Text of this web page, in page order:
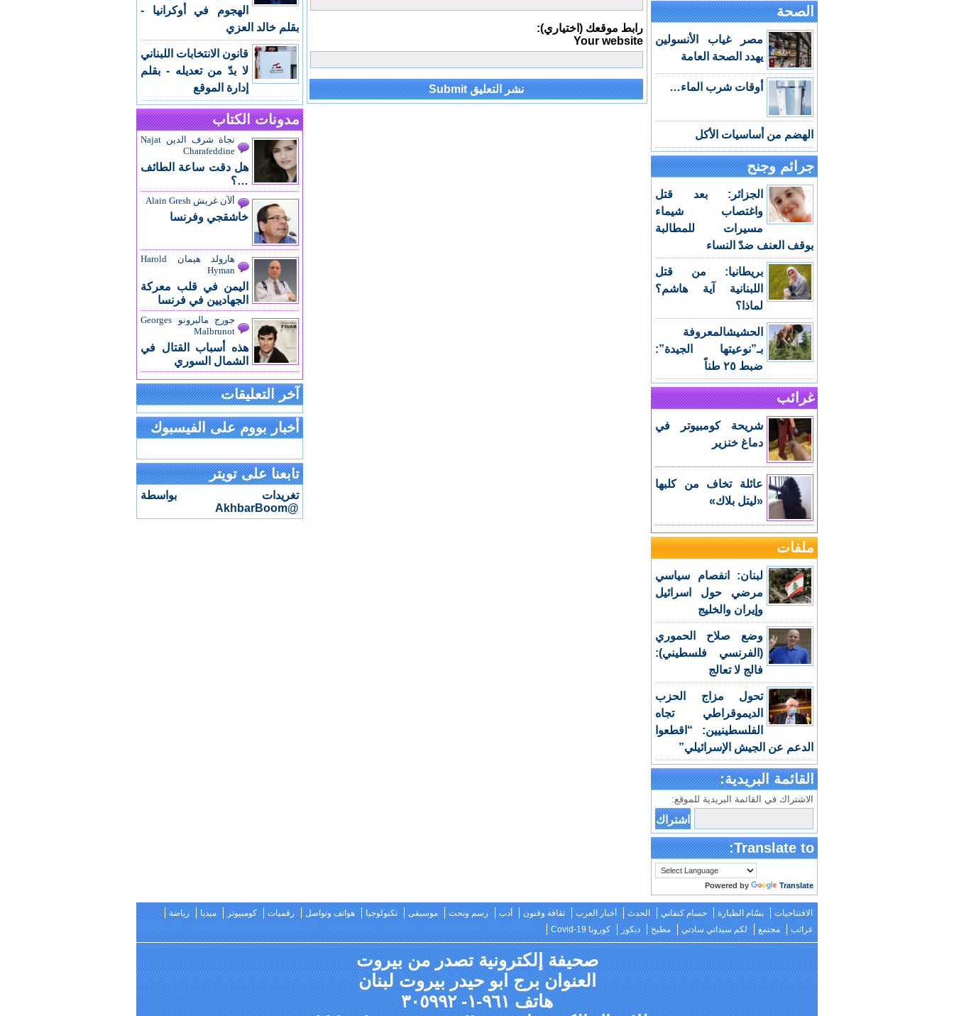
الصحة
مصر غياب الأنسولين
يهدد الصحة العامة
أوقات شرب الماء…
الهضم من أساسيات الأكل
جرائم وجنح
الجزائر: بعد قتل
واغتصاب شيماء
مسيرات للمطالبة
بوقف العنف ضدّ النساء
بريطانيا: من قتل
اللبنانية آية هاشم؟
لماذا؟
الحشيشالمعروفة
بـ”نوعيتها الجيدة”:
ضبط ٢٥ طناً
غرائب
شريحة كومبيوتر في
دماغ خنزير
عائلة تخاف من كلبها
«ليتل بلاك»
ملفات
لبنان: انفصام سياسي
مرضي حول اسرائيل
وإيران والخليج
وضع صلاح الحموري
(الفرنسي فلسطيني):
فالج لا تعالج
تحول مزاج الحزب
الديموقراطي تجاه
الفلسطينيين: “اقطعوا
الدعم عن الجيش الإسرائيلي”
القائمة البريدية:
الاشتراك في القائمة البريدية للموقع:
Translate to:
Powered by Translate
رابط موقعك (اختياري):
Your website
Alternative:
الهجوم في أوكرانيا -
بقلم خالد العزي
قانون الانتخابات اللبناني
لا بدّ من تعديله - بقلم
إدارة الموقع
مدونات الكتاب
نجاة شرف الدين Najat
Charafeddine
هل دقت ساعة الطائف
…؟
ألآن غريش Alain Gresh
خاشقجي وفرنسا
هارولد هيمان Harold
Hyman
اليمن في قلب معركة
الجهاديين في فرنسا
جورج مالبرونو Georges
Malbrunot
هذه أسباب القتال في
الشمال السوري
آخر التعليقات
أخبار بووم على الفيسبوك
تابعنا على تويتر
تغريدات بواسطة
@AkhbarBoom
الافتتاحيات بسّام الطيارة حسام كنفاني الحدث أخبار العرب ثقافة وفنون أدب رسم ونحت موسيقى تكنولوجيا هواتف وتواصل رقميات كومبيوتر ميديا
رياضة
غرائب
مجتمع لكم سيداتي سادتي مطبخ ديكور كورونا Covid-19
صحيفة إلكترونية تصدر من بيروت
العنوان برج ابو حيدر بيروت لبنان
هاتف ٩٦١-١- ٣٠٥٩٩٢